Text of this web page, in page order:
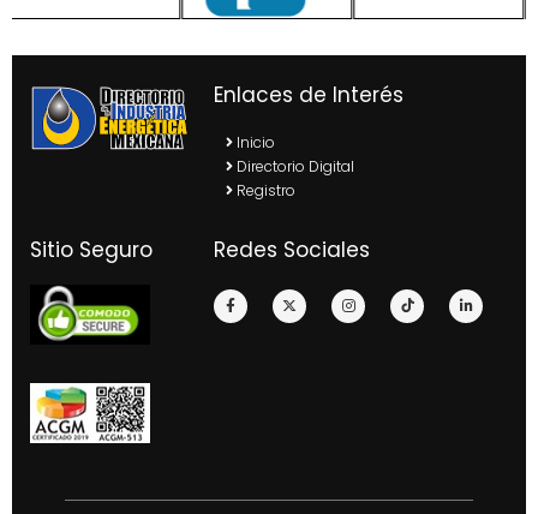
Enlaces de Interés
Inicio
Directorio Digital
Registro
Sitio Seguro Redes Sociales